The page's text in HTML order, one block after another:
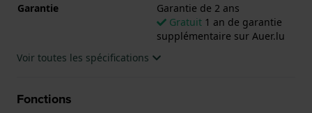
Garantie
Garantie de 2 ans
Gratuit 1 an de garantie
supplémentaire sur Auer.lu
Voir toutes les spécifications
Fonctions